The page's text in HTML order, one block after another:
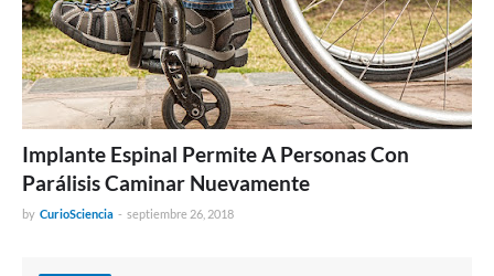
Implante Espinal Permite A Personas Con
Parálisis Caminar Nuevamente
by CurioSciencia - septiembre 26, 2018